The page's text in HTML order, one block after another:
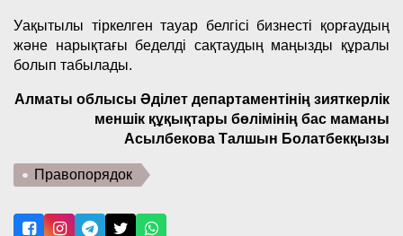
Уақытылы тіркелген тауар белгісі бизнесті қорғаудың
және нарықтағы беделді сақтаудың маңызды құралы
болып табылады.
Алматы облысы Әділет департаментінің зияткерлік
меншік құқықтары бөлімінің бас маманы
Асылбекова Талшын Болатбекқызы
Правопорядок